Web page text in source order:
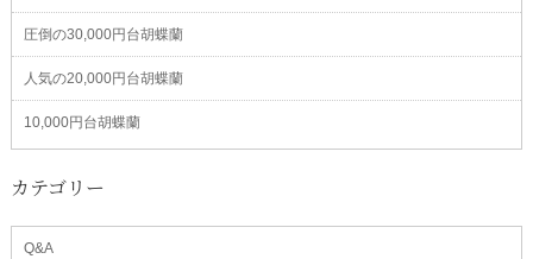
圧倒の30,000円台胡蝶蘭
人気の20,000円台胡蝶蘭
10,000円台胡蝶蘭
カテゴリー
Q&A